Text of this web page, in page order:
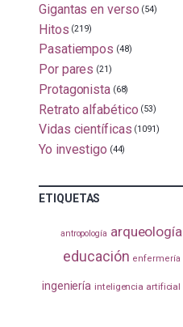
Gigantas en verso (54)
Hitos (219)
Pasatiempos (48)
Por pares (21)
Protagonista (68)
Retrato alfabético (53)
Vidas científicas (1091)
Yo investigo (44)
ETIQUETAS
antropología arqueología
educación enfermería
ingeniería inteligencia artificial